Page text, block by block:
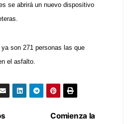
se abrirá un nuevo dispositivo
son 271 personas las que
el asfalto.
Comienza la